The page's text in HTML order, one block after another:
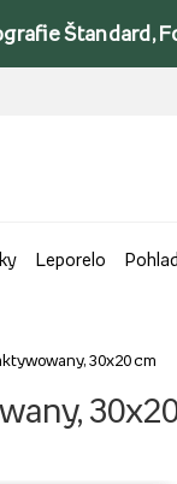
Štandard,
Leporelo
30x20 cm